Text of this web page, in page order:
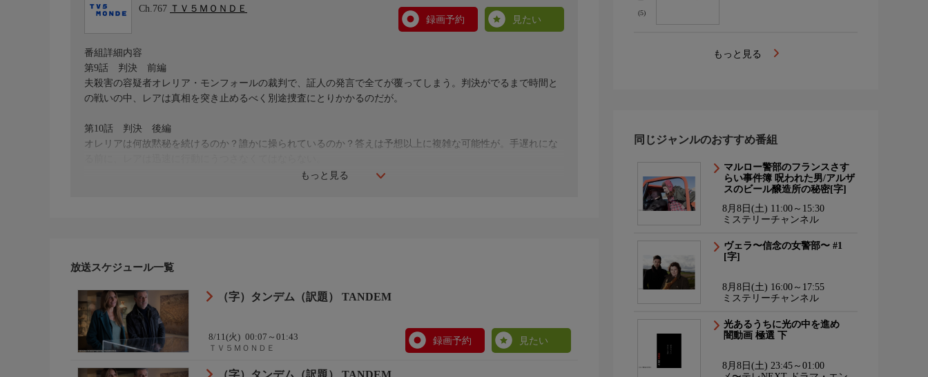
Ch.767 ＴＶ５ＭＯＮＤＥ
録画予約
見たい
もっと見る
番組詳細内容
第9話 判決 前編
夫殺害の容疑者オレリア・モンフォールの裁判で、証人の発言で全てが覆ってしまう。判決がでるまで時間と
の戦いの中、レアは真相を突き止めるべく別途捜査にとりかかるのだが。
第10話 判決 後編
オレリアは何故黙秘を続けるのか？誰かに操られているのか？答えは予想以上に複雑な可能性が。手遅れにな
ジャンル：サスペンス
放送スケジュール一覧
（字）タンデム（訳題） TANDEM
8/11(火) 00:07～01:43
ＴＶ５ＭＯＮＤＥ
録画予約 見たい
（字）タンデム（訳題） TANDEM
(5)
もっと見る
同じジャンルのおすすめ番組
マルロー警部のフランスさす
らい事件簿 呪われた男/アルザ
スのビール醸造所の秘密[字]
8月8日(土) 11:00～15:30
ミステリーチャンネル
ヴェラ〜信念の女警部〜 #1
[字]
8月8日(土) 16:00～17:55
ミステリーチャンネル
光あるうちに光の中を進め
闇動画 極選 下
8月8日(土) 23:45～01:00